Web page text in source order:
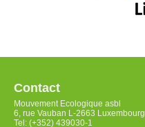
Contact
Mouvement Ecologique asbl
6, rue Vauban L-2663 Luxembourg
Tel: (+352) 439030-1